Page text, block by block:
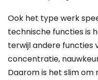
Ook het type werk
technische functies is
terwijl andere functies
concentratie,
Daarom is het slim